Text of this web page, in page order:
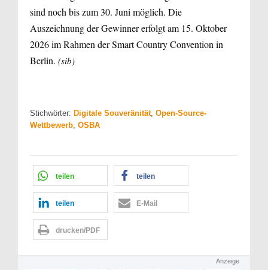
sind noch bis zum 30. Juni möglich. Die
Auszeichnung der Gewinner erfolgt am 15. Oktober
2026 im Rahmen der Smart Country Convention in
Berlin. (sib)
Stichwörter: Digitale Souveränität, Open-Source-
Wettbewerb OSBA
teilen teilen
teilen E-Mail
drucken/PDF
Anzeige